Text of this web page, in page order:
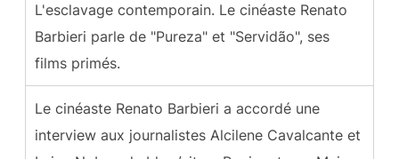
L'esclavage contemporain. Le cinéaste Renato
Barbieri parle de "Pureza" et "Servidão", ses
films primés.
Le cinéaste Renato Barbieri a accordé une
interview aux journalistes Alcilene Cavalcante et